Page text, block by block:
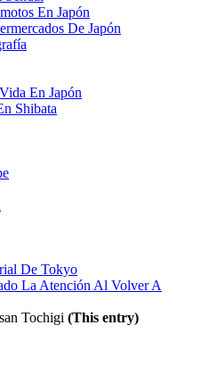
En Japón
De Japón
En Japón
Shibata
De Tokyo
La Atención Al Volver A
Tochigi (This entry)